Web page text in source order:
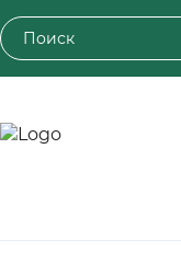
Toshkent davlat